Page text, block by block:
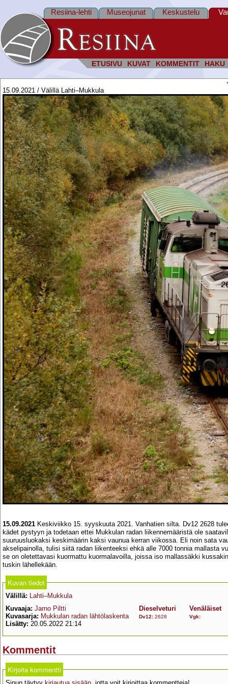
ETUSIVU KUVAT KOMMENTIT HAKU
Resiina-lehti Museojunat Keskustelu
15.09.2021 / Välillä Lahti–Mukkula
15.09.2021 Keskiviikko 15. syyskuuta 2021. Vanhatien silta. Dv12 2628
kädet pystyyn ja todetaan ettei Mukkulan radan liikennemääristä ole
suuruusluokaksi keskimäärin kaksi vaunua kerran viikossa. Eli noin sata
akselipainolla, tulisi siitä radan liikenteeksi ehkä alle 7000 tonnia mallasta
se on oletettavasi kuormattu kuormalavoilla, joissa iso mallassäkki
tuskin lähellekään.
Kuvan tiedot
Välillä: Lahti–Mukkula
Kuvaaja: Jarno Piltti
Kuvasarja: Mukkulan radan lähtölaskenta
Lisätty: 20.05.2022 21:14
Dieselveturi
Dv12: 2628
Venäläiset
Vgk:
Kommentit
Kirjoita kommentti